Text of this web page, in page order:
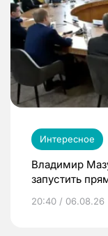
Интересное
Владимир
запустить
20:40 / 06.08.26